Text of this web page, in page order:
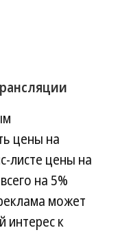
цены на
листе цены на
на 5%
может
интерес к